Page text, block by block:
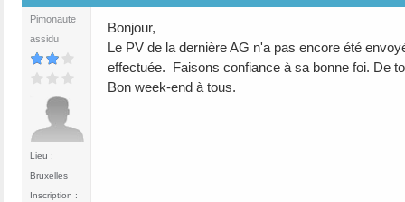
Pimonaute
assidu
Lieu :
Bruxelles
Inscription :
Bonjour,
Le PV de la dernière AG n'a pas encore été
effectuée. Faisons confiance à sa bonne foi. De
Bon week-end à tous.